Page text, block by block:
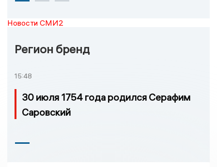
Новости СМИ2
Регион бренд
15:48
30 июля 1754 года родился Серафим
Саровский